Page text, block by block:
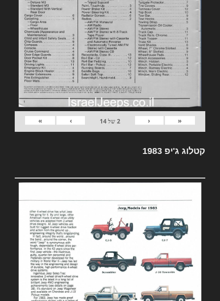
«
‹
2של14
›
»
קטלוג ג'יפ 1983